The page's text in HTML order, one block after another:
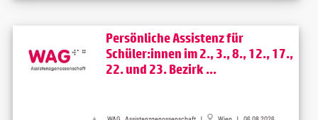
Persönliche Assistenz für
Schüler:innen im 2., 3., 8., 12., 17.,
22. und 23. Bezirk ...